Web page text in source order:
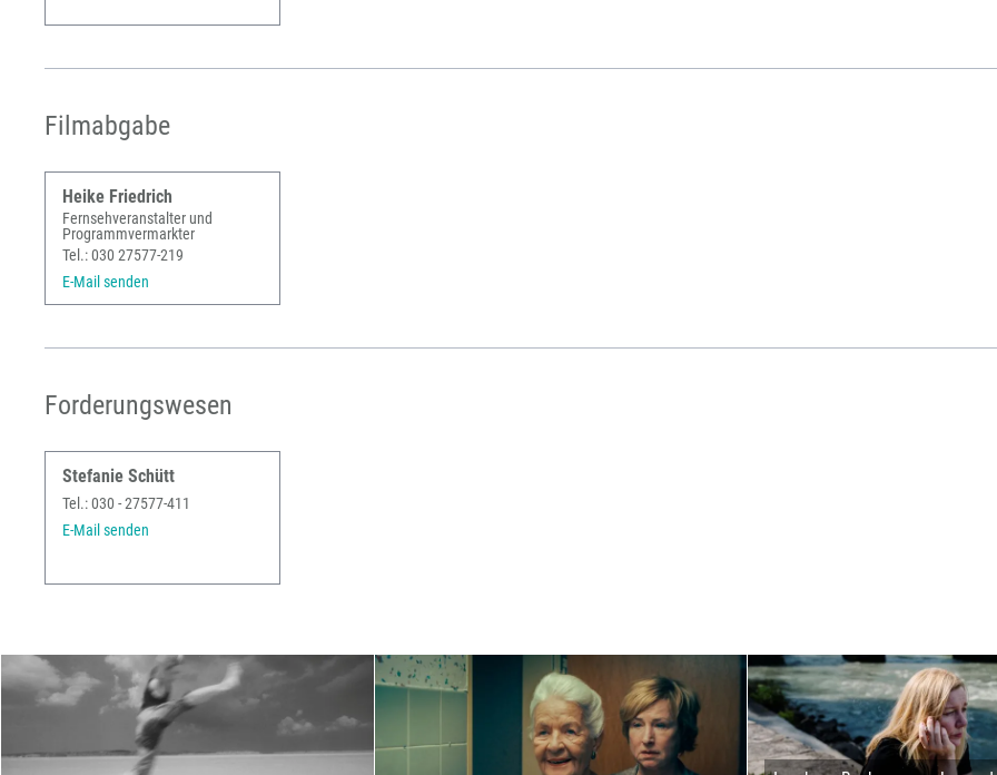
Filmabgabe
Heike Friedrich
Fernsehveranstalter und
Programmvermarkter
Tel.: 030 27577-219
E-Mail senden
Forderungswesen
Stefanie Schütt
Tel.: 030 - 27577-411
E-Mail senden